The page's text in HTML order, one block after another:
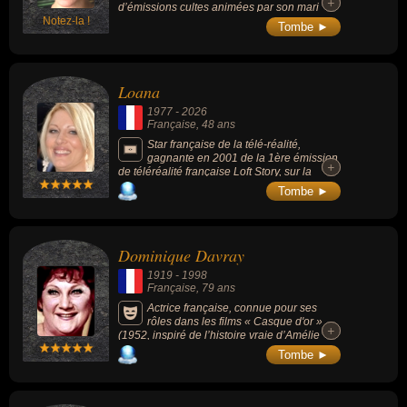
Notez-la !
d’émissions cultes animées par son mari
Thierry Ardisson et l’ambiance musicale de
programmes diffusés sur Canal+ et France 2.
+
+
Tombe ►
Loana
1977 - 2026
Française, 48 ans
Star française de la télé-réalité,
gagnante en 2001 de la 1ère émission
de téléréalité française Loft Story, sur la
chaîne M6. Sa renommée lui permet de
s'essayer aux métiers de mannequin, styliste,
+
+
Tombe ►
Dominique Davray
1919 - 1998
Française, 79 ans
Actrice française, connue pour ses
rôles dans les films « Casque d'or »
(1952, inspiré de l’histoire vraie d’Amélie
Élie), « Les Espions » (1957) ou « Terrain
vague » (1960, de Marcel Carné), et dans les
+
+
Tombe ►